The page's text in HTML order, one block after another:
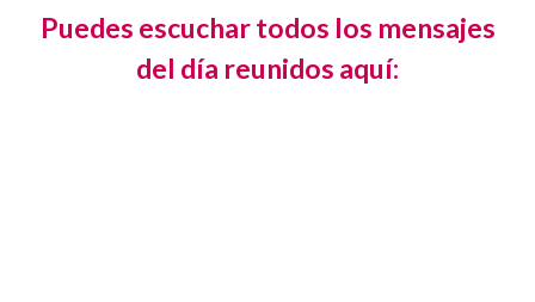
Puedes escuchar todos los mensajes
del día reunidos aquí: